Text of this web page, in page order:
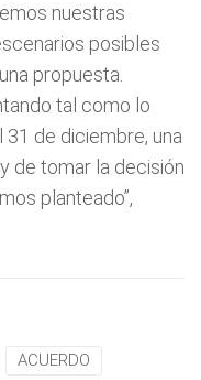
nuestras
posibles
propuesta.
tal como lo
de diciembre, una
de tomar la decisión
planteado”,
ACUERDO